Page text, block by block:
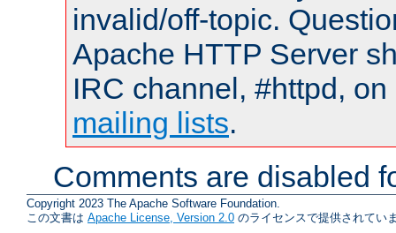
invalid/off-topic.
Apache HTTP Server
IRC channel, #httpd,
mailing lists.
Comments are disabled
Copyright 2023 The Apache Software Foundation.
この文書は Apache License, Version 2.0 のライセンスで提供されてい